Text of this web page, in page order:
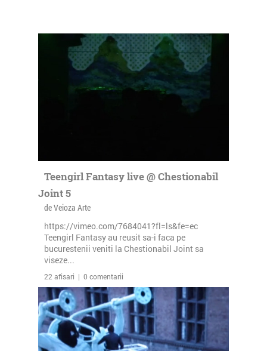
Teengirl Fantasy live @ Chestionabil
Joint 5
de Veioza Arte
https://vimeo.com/7684041?fl=ls&fe=ec
Teengirl Fantasy au reusit sa-i faca pe
bucurestenii veniti la Chestionabil Joint sa
viseze...
22 afisari | 0 comentarii